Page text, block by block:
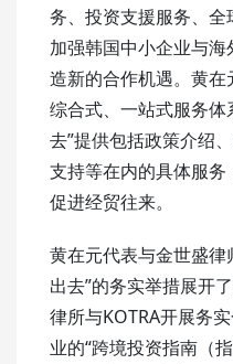
务、‌投资支援服务、‌全
加强韩国中小企业与
造新的合作机遇。黄在
综合式、一站式服务体
去”提供包括政策介绍
支持等在内的具体服务
促进经贸往来。
黄在元代表与金世盛律
出去”的务实举措展开
律所与KOTRA开展务
业的“跨境投资指南（